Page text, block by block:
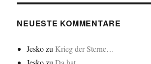
NEUESTE KOMMENTARE
Jeskozu Krieg der Sterne…